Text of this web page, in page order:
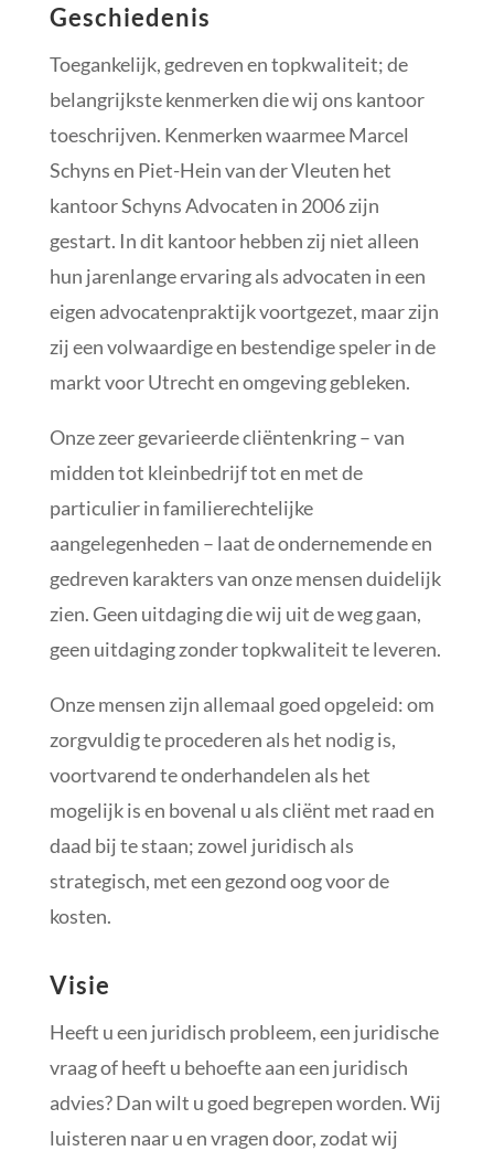
Geschiedenis
Toegankelijk, gedreven en topkwaliteit; de
belangrijkste kenmerken die wij ons kantoor
toeschrijven. Kenmerken waarmee Marcel
Schyns en Piet-Hein van der Vleuten het
kantoor Schyns Advocaten in 2006 zijn
gestart. In dit kantoor hebben zij niet alleen
hun jarenlange ervaring als advocaten in een
eigen advocatenpraktijk voortgezet, maar zijn
zij een volwaardige en bestendige speler in de
markt voor Utrecht en omgeving gebleken.
Onze zeer gevarieerde cliëntenkring – van
midden tot kleinbedrijf tot en met de
particulier in familierechtelijke
aangelegenheden – laat de ondernemende en
gedreven karakters van onze mensen duidelijk
zien. Geen uitdaging die wij uit de weg gaan,
geen uitdaging zonder topkwaliteit te leveren.
Onze mensen zijn allemaal goed opgeleid: om
zorgvuldig te procederen als het nodig is,
voortvarend te onderhandelen als het
mogelijk is en bovenal u als cliënt met raad en
daad bij te staan; zowel juridisch als
strategisch, met een gezond oog voor de
kosten.
Visie
Heeft u een juridisch probleem, een juridische
vraag of heeft u behoefte aan een juridisch
advies? Dan wilt u goed begrepen worden. Wij
luisteren naar u en vragen door, zodat wij